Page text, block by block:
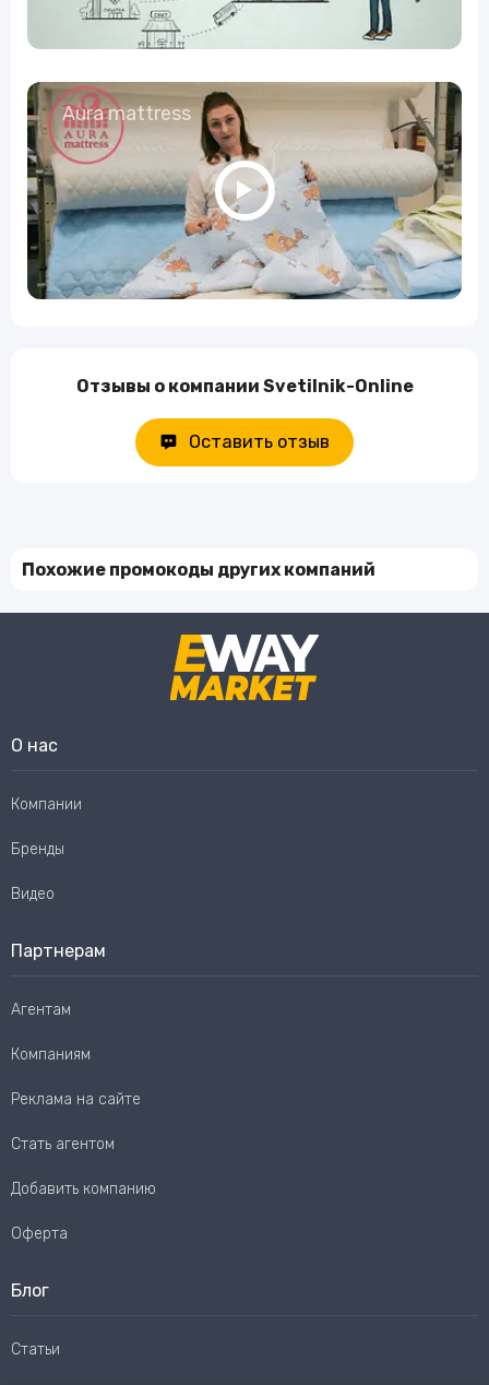
Aura mattress
Отзывы о компании Svetilnik-Online
Оставить отзыв
Похожие промокоды других компаний
О нас
Компании
Бренды
Видео
Партнерам
Агентам
Компаниям
Реклама на сайте
Стать агентом
Добавить компанию
Оферта
Блог
Статьи